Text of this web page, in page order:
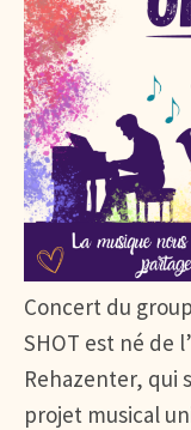
Concert du
SHOT est né de
Rehazenter, qui
projet musical